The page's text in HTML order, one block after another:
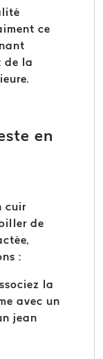
ce
de la
en
cuir
de
:
la
avec un
jean